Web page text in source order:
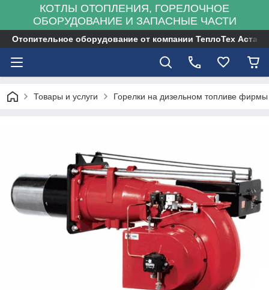
КОТЛЫ ОТОПЛЕНИЯ, ГОРЕЛОЧНОЕ
ОБОРУДОВАНИЕ И ЗАПАСНЫЕ ЧАСТИ
Отопительное оборудование от компании ТеплоТех Астана
Товары и услуги Горелки на дизельном топливе